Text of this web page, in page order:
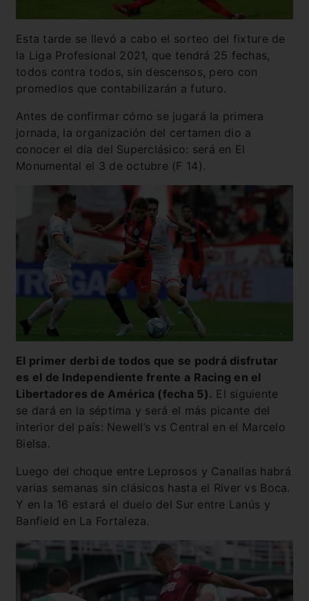
Esta tarde se llevó a cabo el sorteo del fixture de
la Liga Profesional 2021, que tendrá 25 fechas,
todos contra todos, sin descensos, pero con
promedios que contabilizarán a futuro.
Antes de confirmar cómo se jugará la primera
jornada, la organización del certamen dio a
conocer el día del Superclásico: será en El
Monumental el 3 de octubre (F 14).
El primer derbi de todos que se podrá disfrutar
es el de Independiente frente a Racing en el
Libertadores de América (fecha 5). El siguiente
se dará en la séptima y será el más picante del
interior del país: Newell’s vs Central en el Marcelo
Bielsa.
Luego del choque entre Leprosos y Canallas habrá
varias semanas sin clásicos hasta el River vs Boca.
Y en la 16 estará el duelo del Sur entre Lanús y
Banfield en La Fortaleza.